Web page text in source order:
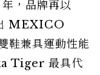
，品牌再以
MEXICO
鞋兼具運動性能
Tiger 最具代